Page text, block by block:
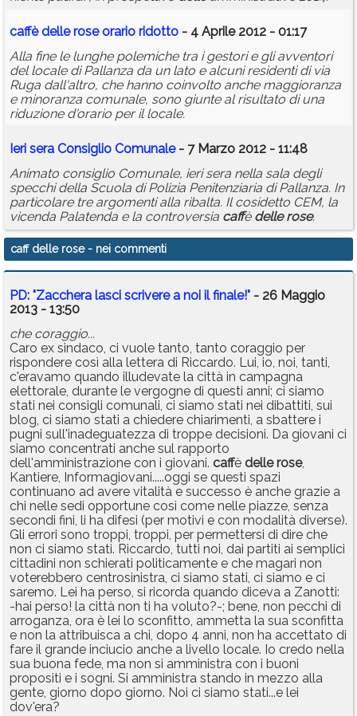
caffèdelle roseorario ridotto - 4 Aprile 2012 - 01:17
Alla fine le lunghe polemiche tra i gestori e gli avventori
del locale di Pallanza da un lato e alcuni residenti di via
Ruga dall'altro, che hanno coinvolto anche maggioranza
e minoranza comunale, sono giunte al risultato di una
riduzione d'orario per il locale.
Ieri sera Consiglio Comunale- 7 Marzo 2012 - 11:48
Animato consiglio Comunale, ieri sera nella sala degli
specchi della Scuola di Polizia Penitenziaria di Pallanza. In
particolare tre argomenti alla ribalta. Il cosidetto CEM, la
vicenda Palatenda e la controversia caffè delle rose.
caff delle rose- nei commenti
PD: "Zacchera lasci scrivere a noi il finale!" - 26 Maggio
2013 - 13:50
che coraggio...
Caro ex sindaco, ci vuole tanto, tanto coraggio per
rispondere così alla lettera di Riccardo. Lui, io, noi, tanti,
c'eravamo quando illudevate la città in campagna
elettorale, durante le vergogne di questi anni; ci siamo
stati nei consigli comunali, ci siamo stati nei dibattiti, sui
blog, ci siamo stati a chiedere chiarimenti, a sbattere i
pugni sull'inadeguatezza di troppe decisioni. Da giovani ci
siamo concentrati anche sul rapporto
dell'amministrazione con i giovani. caffè delle rose,
Kantiere, Informagiovani.....oggi se questi spazi
continuano ad avere vitalità e successo è anche grazie a
chi nelle sedi opportune così come nelle piazze, senza
secondi fini, li ha difesi (per motivi e con modalità diverse).
Gli errori sono troppi, troppi, per permettersi di dire che
non ci siamo stati. Riccardo, tutti noi, dai partiti ai semplici
cittadini non schierati politicamente e che magari non
voterebbero centrosinistra, ci siamo stati, ci siamo e ci
saremo. Lei ha perso, si ricorda quando diceva a Zanotti:
-hai perso! la città non ti ha voluto?-; bene, non pecchi di
arroganza, ora è lei lo sconfitto, ammetta la sua sconfitta
e non la attribuisca a chi, dopo 4 anni, non ha accettato di
fare il grande inciucio anche a livello locale. Io credo nella
sua buona fede, ma non si amministra con i buoni
propositi e i sogni. Si amministra stando in mezzo alla
gente, giorno dopo giorno. Noi ci siamo stati...e lei
dov'era?